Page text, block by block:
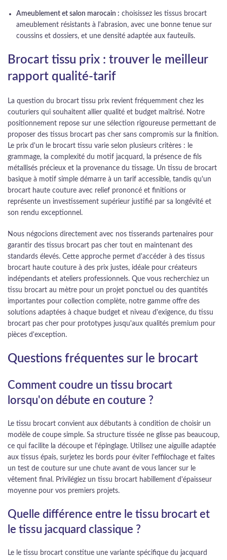
Ameublement et salon marocain : choisissez les tissus brocart
ameublement résistants à l'abrasion, avec une bonne tenue sur
coussins et dossiers, et une densité adaptée aux fauteuils.
Brocart tissu prix : trouver le meilleur
rapport qualité-tarif
La question du brocart tissu prix revient fréquemment chez les
couturiers qui souhaitent allier qualité et budget maîtrisé. Notre
positionnement repose sur une sélection rigoureuse permettant de
proposer des tissus brocart pas cher sans compromis sur la finition.
Le prix d'un le brocart tissu varie selon plusieurs critères : le
grammage, la complexité du motif jacquard, la présence de fils
métallisés précieux et la provenance du tissage. Un tissu de brocart
basique à motif simple démarre à un tarif accessible, tandis qu'un
brocart haute couture avec relief prononcé et finitions or
représente un investissement supérieur justifié par sa longévité et
son rendu exceptionnel.
Nous négocions directement avec nos tisserands partenaires pour
garantir des tissus brocart pas cher tout en maintenant des
standards élevés. Cette approche permet d'accéder à des tissus
brocart haute couture à des prix justes, idéale pour créateurs
indépendants et ateliers professionnels. Que vous recherchiez un
tissu brocart au mètre pour un projet ponctuel ou des quantités
importantes pour collection complète, notre gamme offre des
solutions adaptées à chaque budget et niveau d'exigence, du tissu
brocart pas cher pour prototypes jusqu'aux qualités premium pour
pièces d'exception.
Questions fréquentes sur le brocart
Comment coudre un tissu brocart
lorsqu'on débute en couture ?
Le tissu brocart convient aux débutants à condition de choisir un
modèle de coupe simple. Sa structure tissée ne glisse pas beaucoup,
ce qui facilite la découpe et l'épinglage. Utilisez une aiguille adaptée
aux tissus épais, surjetez les bords pour éviter l'effilochage et faites
un test de couture sur une chute avant de vous lancer sur le
vêtement final. Privilégiez un tissu brocart habillement d'épaisseur
moyenne pour vos premiers projets.
Quelle différence entre le tissu brocart et
le tissu jacquard classique ?
Le le tissu brocart constitue une variante spécifique du jacquard